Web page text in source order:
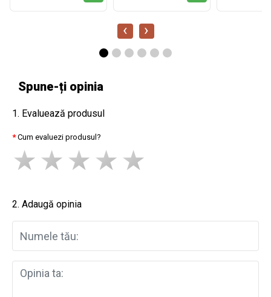
‹ ›
Spune-ți opinia
1. Evaluează produsul
Cum evaluezi produsul?
2. Adaugă opinia